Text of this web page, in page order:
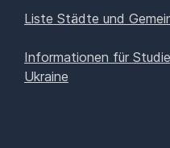
Liste Städte und
Informationen für
Ukraine